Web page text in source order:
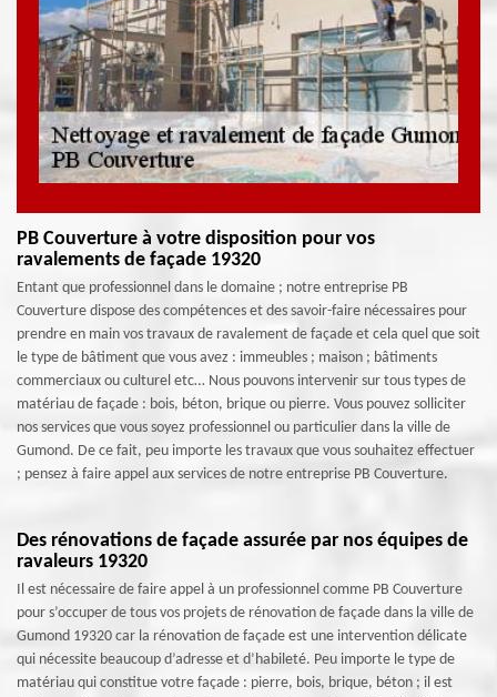
PB Couverture à votre disposition pour vos
ravalements de façade 19320
Entant que professionnel dans le domaine ; notre entreprise PB
Couverture dispose des compétences et des savoir-faire nécessaires pour
prendre en main vos travaux de ravalement de façade et cela quel que soit
le type de bâtiment que vous avez : immeubles ; maison ; bâtiments
commerciaux ou culturel etc… Nous pouvons intervenir sur tous types de
matériau de façade : bois, béton, brique ou pierre. Vous pouvez solliciter
nos services que vous soyez professionnel ou particulier dans la ville de
Gumond. De ce fait, peu importe les travaux que vous souhaitez effectuer
; pensez à faire appel aux services de notre entreprise PB Couverture.
Des rénovations de façade assurée par nos équipes de
ravaleurs 19320
Il est nécessaire de faire appel à un professionnel comme PB Couverture
pour s’occuper de tous vos projets de rénovation de façade dans la ville de
Gumond 19320 car la rénovation de façade est une intervention délicate
qui nécessite beaucoup d’adresse et d’habileté. Peu importe le type de
matériau qui constitue votre façade : pierre, bois, brique, béton ; il est